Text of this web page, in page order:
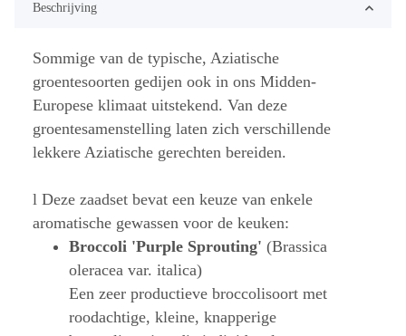
Beschrijving
Sommige van de typische, Aziatische
groentesoorten gedijen ook in ons Midden-
Europese klimaat uitstekend. Van deze
groentesamenstelling laten zich verschillende
lekkere Aziatische gerechten bereiden.
l Deze zaadset bevat een keuze van enkele
aromatische gewassen voor de keuken:
Broccoli 'Purple Sprouting' (Brassica
oleracea var. italica)
Een zeer productieve broccolisoort met
roodachtige, kleine, knapperige